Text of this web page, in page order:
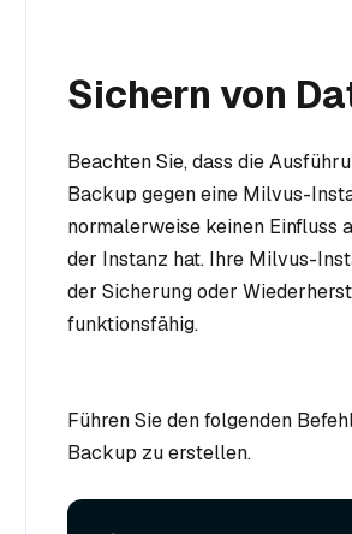
Sichern von
Beachten Sie, dass die
Backup gegen eine Milvus-
normalerweise keinen Einfluss
der Instanz hat. Ihre Milvus-
der Sicherung oder
funktionsfähig.
Führen Sie den folgenden
Backup zu erstellen.